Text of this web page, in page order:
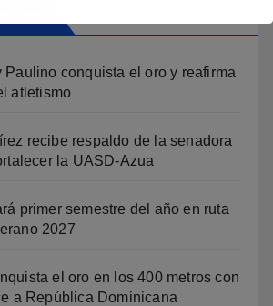
Paulino conquista el oro y reafirma
atletismo
recibe respaldo de la senadora
la UASD-Azua
primer semestre del año en ruta
2027
el oro en los 400 metros con
a República Dominicana